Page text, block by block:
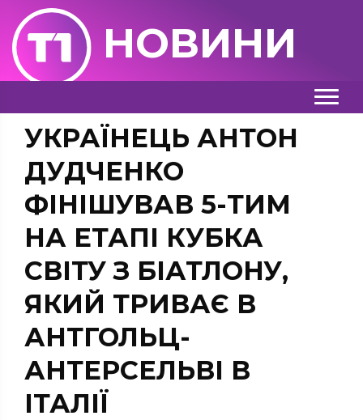
НОВИНИ
УКРАЇНЕЦЬ АНТОН
ДУДЧЕНКО
ФІНІШУВАВ 5-ТИМ
НА ЕТАПІ КУБКА
СВІТУ З БІАТЛОНУ,
ЯКИЙ ТРИВАЄ В
АНТГОЛЬЦ-
АНТЕРСЕЛЬВІ В
ІТАЛІЇ